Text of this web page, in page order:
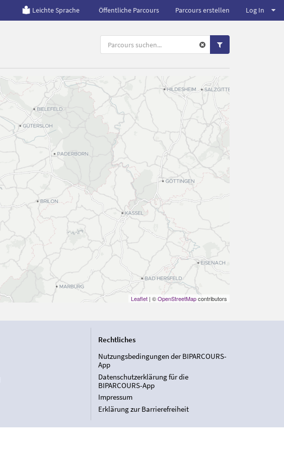
Leichte Sprache Öffentliche Parcours Parcours erstellen Log In
Leaflet| ©OpenStreetMapcontributors
Rechtliches
Nutzungsbedingungen der BIPARCOURS-
App
Datenschutzerklärung für die
BIPARCOURS-App
Impressum
Erklärung zur Barrierefreiheit